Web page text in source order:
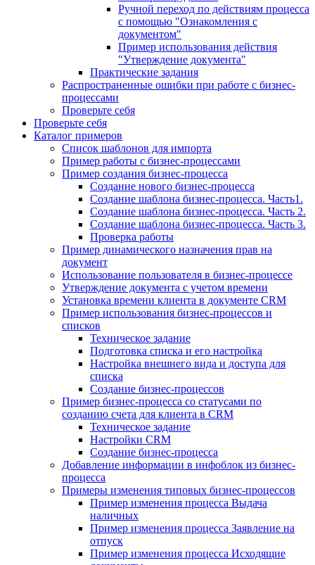
Ручной переход по действиям процесса
с помощью "Ознакомления с
документом"
Пример использования действия
"Утверждение документа"
Практические задания
Распространенные ошибки при работе с бизнес-
процессами
Проверьте себя
Проверьте себя
Каталог примеров
Список шаблонов для импорта
Пример работы с бизнес-процессами
Пример создания бизнес-процесса
Создание нового бизнес-процесса
Создание шаблона бизнес-процесса. Часть1.
Создание шаблона бизнес-процесса. Часть 2.
Создание шаблона бизнес-процесса. Часть 3.
Проверка работы
Пример динамического назначения прав на
документ
Использование пользователя в бизнес-процессе
Утверждение документа с учетом времени
Установка времени клиента в документе CRM
Пример использования бизнес-процессов и
списков
Техническое задание
Подготовка списка и его настройка
Настройка внешнего вида и доступа для
списка
Создание бизнес-процессов
Пример бизнес-процесса со статусами по
созданию счета для клиента в CRM
Техническое задание
Настройки CRM
Создание бизнес-процесса
Добавление информации в инфоблок из бизнес-
процесса
Примеры изменения типовых бизнес-процессов
Пример изменения процесса Выдача
наличных
Пример изменения процесса Заявление на
отпуск
Пример изменения процесса Исходящие